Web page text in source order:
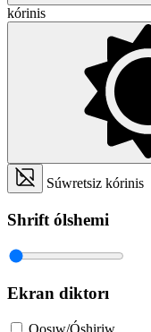
kórinis
Súwretsiz kórinis
Shrift ólshemi
Ekran diktorı